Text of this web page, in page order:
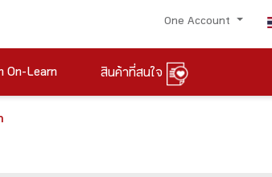
One Account
On-Learn สินค้าที่สนใจ